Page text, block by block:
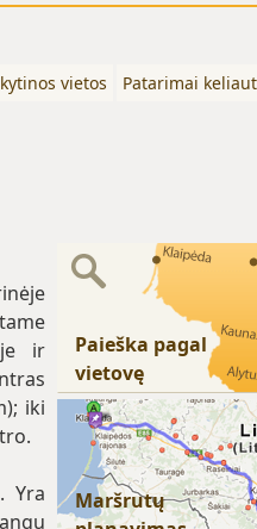
vietos Patarimai
Paieška pagal
vietovę
Maršrutų
ir
iki
Yra